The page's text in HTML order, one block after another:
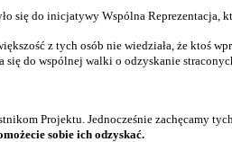
się do inicjatywy Wspólna
z tych osób nie wiedziała, że ktoś
się do wspólnej walki o odzyskanie
Projektu. Jednocześnie zachęcamy
sobie ich odzyskać.